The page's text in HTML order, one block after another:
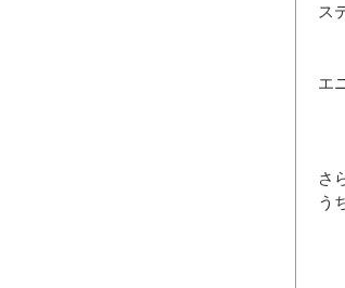
ス
エ
さ
う